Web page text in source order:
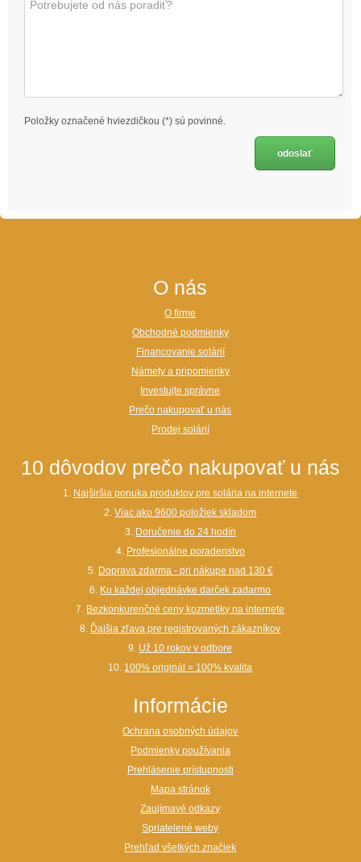
Položky označené hviezdičkou (*) sú povinné.
O nás
O firme
Obchodné podmienky
Financovanie solárií
Námety a pripomienky
Investujte správne
Prečo nakupovať u nás
Prodej solárií
10 dôvodov prečo nakupovať u nás
1. Najširšia ponuka produktov pre solária na internete
2.Viac ako 9600 položiek skladom
3. Doručenie do 24 hodín
4. Profesionálne poradenstvo
5. Doprava zdarma - pri nákupe nad 130 €
6. Ku každej objednávke darček zadarmo
7. Bezkonkurenčné ceny kozmetiky na internete
8. Ďalšia zľava pre registrovaných zákazníkov
9. Už 10 rokov v odbore
10. 100% originál = 100% kvalita
Informácie
Ochrana osobných údajov
Podmienky používania
Prehlásenie prístupnosti
Mapa stránok
Zaujímavé odkazy
Spriatelené weby
Prehľad všetkých značiek